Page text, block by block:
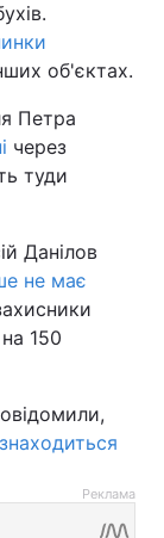
об'єктах.
Петра
через
туди
Данілов
не має
150
Реклама